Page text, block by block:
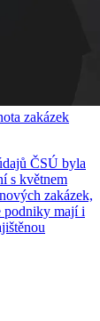
zakázek
ČSÚ byla
s květnem
zakázek,
podniky mají i